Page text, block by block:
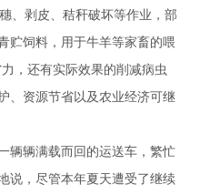
、剥皮、秸秆破坏等作业，部
贮饲料，用于牛羊等家畜的喂
，还有实际效果的削减病虫
、资源节省以及农业经济可继
辆满载而回的运送车，繁忙
说，尽管本年夏天遭受了继续